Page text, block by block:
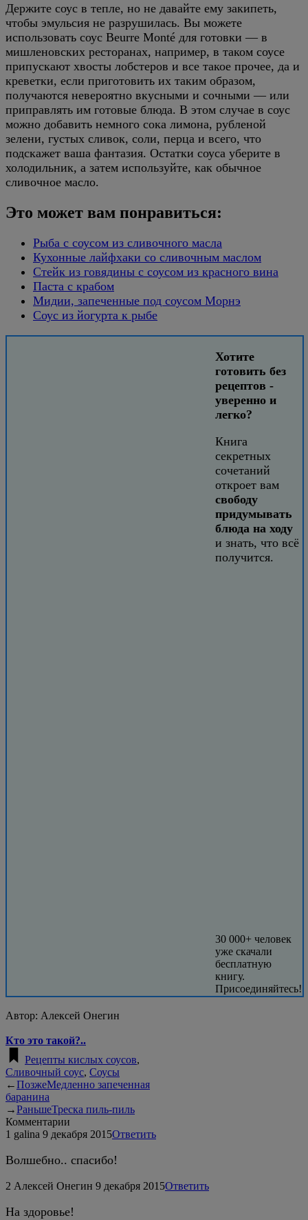
Держите соус в тепле, но не давайте ему закипеть,
чтобы эмульсия не разрушилась. Вы можете
использовать соус Beurre Monté для готовки — в
мишленовских ресторанах, например, в таком соусе
припускают хвосты лобстеров и все такое прочее, да и
креветки, если приготовить их таким образом,
получаются невероятно вкусными и сочными — или
приправлять им готовые блюда. В этом случае в соус
можно добавить немного сока лимона, рубленой
зелени, густых сливок, соли, перца и всего, что
подскажет ваша фантазия. Остатки соуса уберите в
холодильник, а затем используйте, как обычное
сливочное масло.
Это может вам понравиться:
Рыба с соусом из сливочного масла
Кухонные лайфхаки со сливочным маслом
Стейк из говядины с соусом из красного вина
Паста с крабом
Мидии, запеченные под соусом Морнэ
Соус из йогурта к рыбе
Хотите
готовить без
рецептов -
уверенно и
легко?
Книга
секретных
сочетаний
откроет вам
свободу
придумывать
блюда на ходу
и знать, что всё
получится.
30 000+ человек
уже скачали
бесплатную
книгу.
Присоединяйтесь!
Автор: Алексей Онегин
Кто это такой?..
Рецепты кислых соусов,
Сливочный соус, Соусы
←ПозжеМедленно запеченная
баранина
→РаньшеТреска пиль-пиль
Комментарии
1 galina 9 декабря 2015Ответить
Волшебно.. спасибо!
2 Алексей Онегин 9 декабря 2015Ответить
На здоровье!